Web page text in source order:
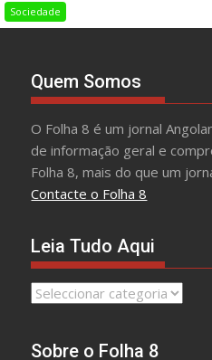
Sociedade
Quem Somos
O Folha 8 é um jornal
de informação geral e
Folha 8, mais do que um
Contacte o Folha 8
Leia Tudo Aqui
Leia
Sobre o Folha 8